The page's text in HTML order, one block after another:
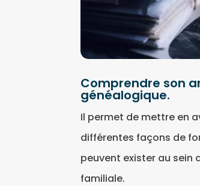
Comprendre son
généalogique.
Il permet de mettre en
différentes façons de
peuvent exister au sein
familiale.